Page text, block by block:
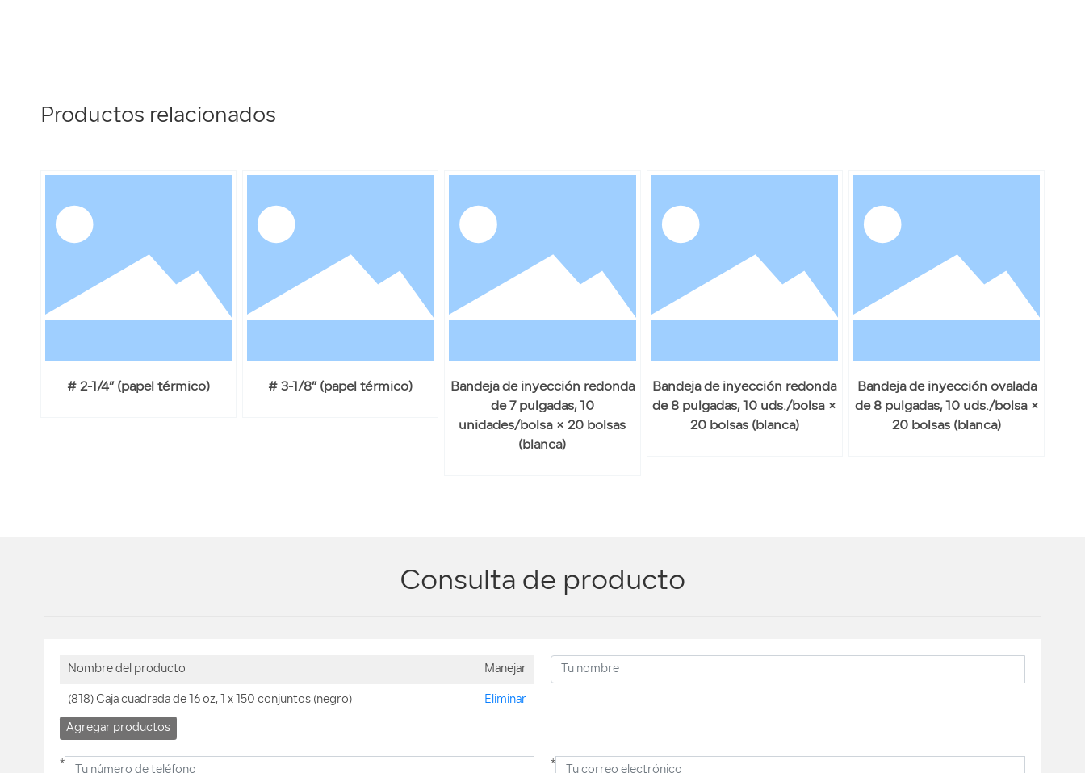
Productos relacionados
# 2-1/4” (papel térmico) # 3-1/8” (papel térmico)
Bandeja de inyección redonda
de 7 pulgadas, 10
unidades/bolsa × 20 bolsas
(blanca)
Bandeja de inyección redonda
de 8 pulgadas, 10 uds./bolsa ×
20 bolsas (blanca)
Bandeja de inyección ovalada
de 8 pulgadas, 10 uds./bolsa ×
20 bolsas (blanca)
Consulta de producto
Nombre del producto Manejar
(818) Caja cuadrada de 16 oz, 1 x 150 conjuntos (negro) Eliminar
Agregar productos
* *